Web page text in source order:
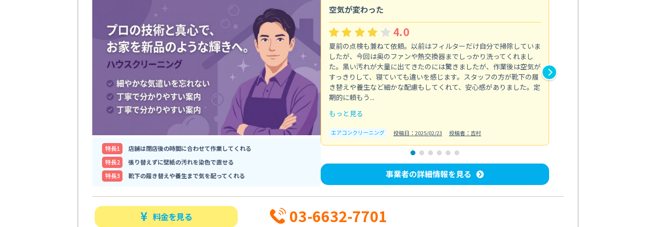
特⻑1
店舗は閉店後の時間に合わせて作業してくれる
特⻑2
張り替えずに壁紙の汚れを染色で直せる
特⻑3
靴下の履き替えや養生まで気を配ってくれる
空気が変わった
4.0
夏前の点検も兼ねて依頼。以前はフィルターだけ自分で掃除していま
したが、今回は奥のファンや熱交換器までしっかり洗ってくれまし
た。黒い汚れが大量に出てきたのには驚きましたが、作業後は空気が
すっきりして、寝ていても違いを感じます。スタッフの方が靴下の履
き替えや養生など細かな配慮もしてくれて、安心感がありました。定
期的に頼もう...
もっと見る
エアコンクリーニング 投稿日：2025/02/23 投稿者：吉村
事業者の詳細情報を見る
料金を見る 03-6632-7701